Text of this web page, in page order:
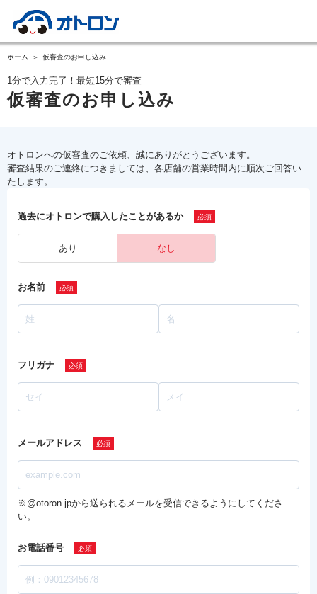
ホーム 仮審査のお申し込み
1分で入力完了！最短15分で審査
仮審査のお申し込み
オトロンへの仮審査のご依頼、誠にありがとうございます。
審査結果のご連絡につきましては、各店舗の営業時間内に順次ご回答い
たします。
過去にオトロンで購入したことがあるか
あり なし
お名前
フリガナ
メールアドレス
※@otoron.jpから送られるメールを受信できるようにしてくださ
い。
お電話番号